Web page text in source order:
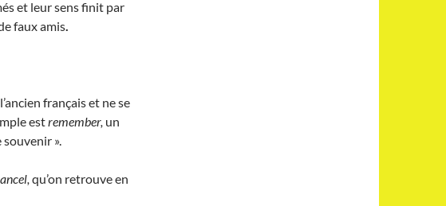
et leur sens finit par
faux amis.
français et ne se
estremember, un
souvenir ».
qu’on retrouve en